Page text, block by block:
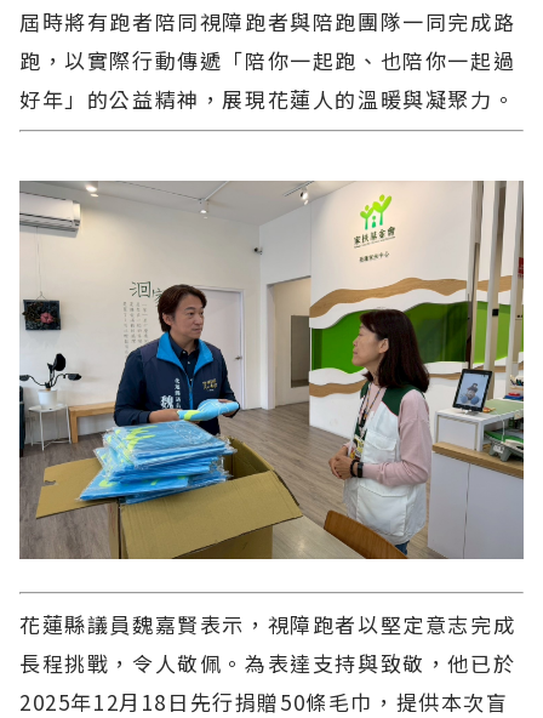
屆時將有跑者陪同視障跑者與陪跑團隊一同完成路
跑，以實際行動傳遞「陪你一起跑、也陪你一起過
好年」的公益精神，展現花蓮人的溫暖與凝聚力。
花蓮縣議員魏嘉賢表示，視障跑者以堅定意志完成
長程挑戰，令人敬佩。為表達支持與致敬，他已於
2025年12月18日先行捐贈50條毛巾，提供本次盲